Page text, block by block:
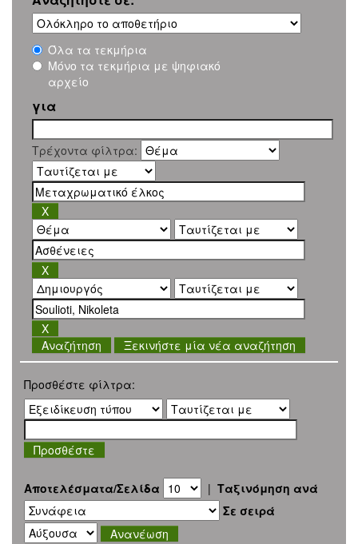
Όλα τα τεκμήρια
Μόνο τα τεκμήρια με ψηφιακό
αρχείο
για
Τρέχοντα φίλτρα:
Ξεκινήστε μία νέα αναζήτηση
Προσθέστε φίλτρα:
Αποτελέσματα/Σελίδα | Ταξινόμηση ανά
Σε σειρά